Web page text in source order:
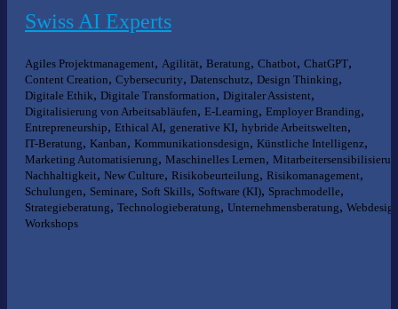
Swiss AI Experts
Agiles Projektmanagement, Agilität, Beratung, Chatbot, ChatGPT,
Content Creation, Cybersecurity, Datenschutz, Design Thinking,
Digitale Ethik, Digitale Transformation, Digitaler Assistent,
Digitalisierung von Arbeitsabläufen, E-Learning, Employer Branding,
Entrepreneurship, Ethical AI, generative KI, hybride Arbeitswelten,
IT-Beratung, Kanban, Kommunikationsdesign, Künstliche Intelligenz,
Marketing Automatisierung, Maschinelles Lernen,
Nachhaltigkeit, New Culture, Risikobeurteilung, Risikomanagement,
Schulungen, Seminare, Soft Skills, Software (KI), Sprachmodelle,
Strategieberatung, Technologieberatung, Unternehmensberatung,
Workshops